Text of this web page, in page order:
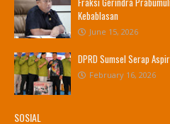
Kebablasan
June 15, 2026
DPRD Sumsel Serap
February 16, 2026
SOSIAL